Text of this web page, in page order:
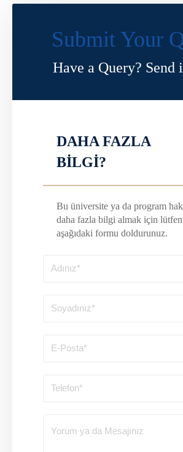
Submit Your
Have a Query? Send
DAHA FAZLA
BİLGİ?
Bu üniversite ya da program
daha fazla bilgi almak için lütfen
aşağıdaki formu doldurunuz.